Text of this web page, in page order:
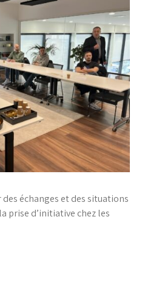
échanges et des situations
prise d’initiative chez les